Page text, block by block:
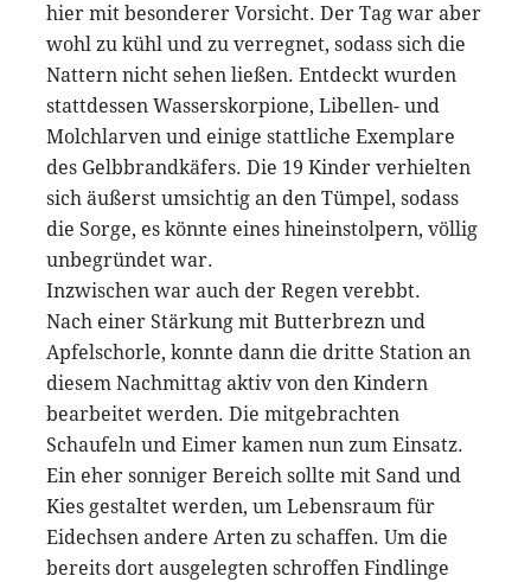
hier mit besonderer Vorsicht. Der Tag war aber
wohl zu kühl und zu verregnet, sodass sich die
Nattern nicht sehen ließen. Entdeckt wurden
stattdessen Wasserskorpione, Libellen- und
Molchlarven und einige stattliche Exemplare
des Gelbbrandkäfers. Die 19 Kinder verhielten
sich äußerst umsichtig an den Tümpel, sodass
die Sorge, es könnte eines hineinstolpern, völlig
unbegründet war.
Inzwischen war auch der Regen verebbt.
Nach einer Stärkung mit Butterbrezn und
Apfelschorle, konnte dann die dritte Station an
diesem Nachmittag aktiv von den Kindern
bearbeitet werden. Die mitgebrachten
Schaufeln und Eimer kamen nun zum Einsatz.
Ein eher sonniger Bereich sollte mit Sand und
Kies gestaltet werden, um Lebensraum für
Eidechsen andere Arten zu schaffen. Um die
bereits dort ausgelegten schroffen Findlinge